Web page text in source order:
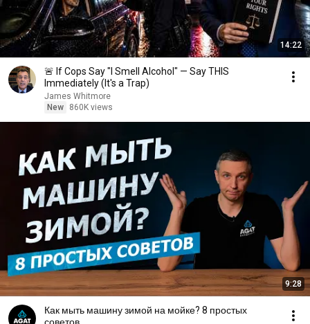
14:22
🚨 If Cops Say "I Smell Alcohol" — Say THIS
Immediately (It's a Trap)
James Whitmore
New
860K views
9:28
Как мыть машину зимой на мойке? 8 простых